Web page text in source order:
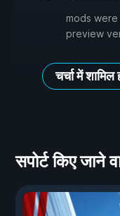
mods
preview
चर्चा में शामिल
सपोर्ट किए